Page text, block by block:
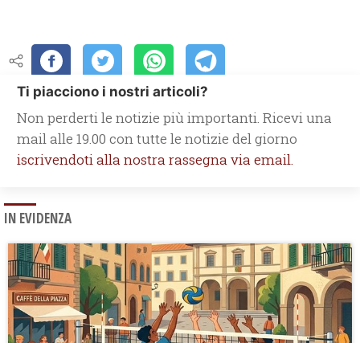
Ti piacciono i nostri articoli?
Non perderti le notizie più importanti. Ricevi una
mail alle 19.00 con tutte le notizie del giorno
iscrivendoti alla nostra rassegna via email.
IN EVIDENZA